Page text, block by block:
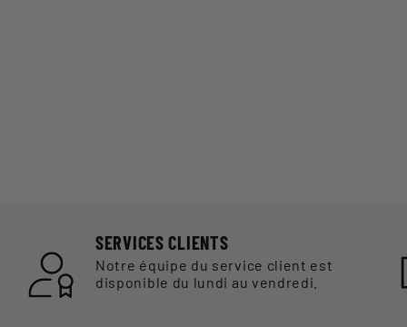
SERVICES CLIENTS
Notre équipe du service client est
disponible du lundi au vendredi.